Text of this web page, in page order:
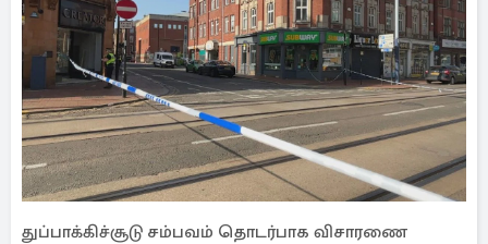
துப்பாக்கிச்சூடு சம்பவம் தொடர்பாக விசாரணை